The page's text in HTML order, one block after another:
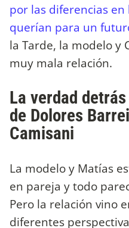
por las diferencias
querían para un
la Tarde, la modelo y
muy mala relación.
La verdad
de Dolores
Camisani
La modelo y Matías
en pareja y todo
Pero la relación vino
diferentes